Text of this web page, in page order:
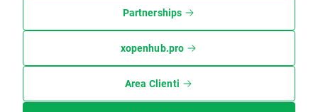
Partnerships
xopenhub.pro
Area Clienti